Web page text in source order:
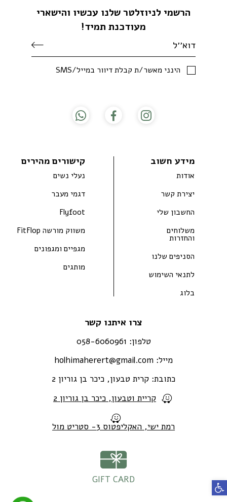
פתח סרגל נגישות
מידע חשוב
אודות
יצירת קשר
החשבון שלי
משלוחים
והחזרות
הסניפים שלנו
לתנאי השימוש
בלוג
קישורים מהירים
נעלי נשים
דגמי מעבר
Flyfoot
משווק מורשה FitFlop
מגפיים ומגפונים
מותגים
צרו איתנו קשר
טלפון: 058-6060961
מייל: holhimaherert@gmail.com
כתובת: קרית טבעון, כיכר בן גוריון 2
קריית וטבעון, כיכר בן גוריון 2
רמת ישי, האקליפטוס 3- סטריט מול
GIFT CARD
הרשמי לניוזלטר שלנו עכשיו והישארי
מעודכנת תמיד!
SMS/הינני מאשר/ת קבלת דיוור במייל